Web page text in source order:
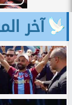
آخر